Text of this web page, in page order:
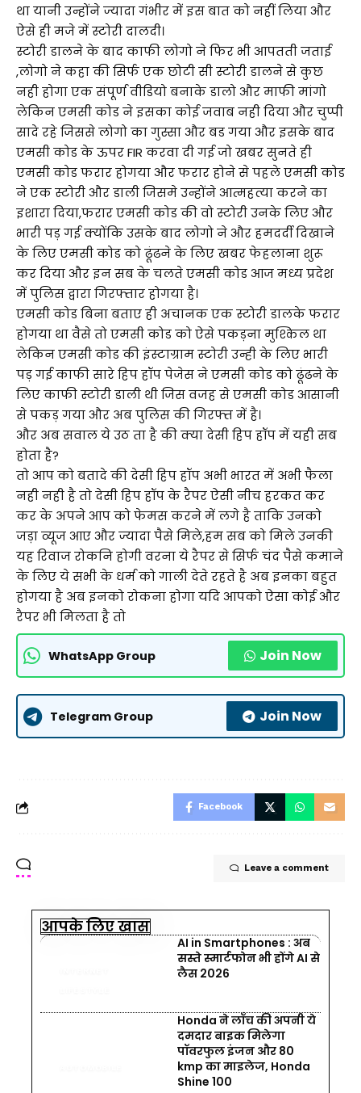
था यानी उन्होंने ज्यादा गंभीर में इस बात को नहीं लिया और
ऐसे ही मजे में स्टोरी दालदी।
स्टोरी डालने के बाद काफी लोगो ने फिर भी आपतती जताई
,लोगो ने कहा की सिर्फ एक छोटी सी स्टोरी डालने से कुछ
नही होगा एक संपूर्ण वीडियो बनाके डालो और माफी मांगो
लेकिन एमसी कोड ने इसका कोई जवाब नही दिया और चुप्पी
सादे रहे जिससे लोगो का गुस्सा और बड गया और इसके बाद
एमसी कोड के ऊपर FIR करवा दी गई जो खबर सुनते ही
एमसी कोड फरार होगया और फरार होने से पहले एमसी कोड
ने एक स्टोरी और डाली जिसमे उन्होंने आत्महत्या करने का
इशारा दिया,फरार एमसी कोड की वो स्टोरी उनके लिए और
भारी पड़ गई क्योंकि उसके बाद लोगो ने और हमदर्दी दिखाने
के लिए एमसी कोड को ढूंढने के लिए खबर फेहलाना शुरू
कर दिया और इन सब के चलते एमसी कोड आज मध्य प्रदेश
में पुलिस द्वारा गिरफ्तार होगया है।
एमसी कोड बिना बताए ही अचानक एक स्टोरी डालके फरार
होगया था वैसे तो एमसी कोड को ऐसे पकड़ना मुश्किल था
लेकिन एमसी कोड की इंस्टाग्राम स्टोरी उन्ही के लिए भारी
पड़ गई काफी सारे हिप हॉप पेजेस ने एमसी कोड को ढूंढने के
लिए काफी स्टोरी डाली थी जिस वजह से एमसी कोड आसानी
से पकड़ गया और अब पुलिस की गिरफ्त में है।
और अब सवाल ये उठ ता है की क्या देसी हिप हॉप में यही सब
होता है?
तो आप को बतादे की देसी हिप हॉप अभी भारत में अभी फैला
नही नही है तो देसी हिप हॉप के रैपर ऐसी नीच हरकत कर
कर के अपने आप को फेमस करने में लगे है ताकि उनको
जड़ा व्यूज आए और ज्यादा पैसे मिले,हम सब को मिले उनकी
यह रिवाज रोकनि होगी वरना ये रैपर से सिर्फ चंद पैसे कमाने
के लिए ये सभी के धर्म को गाली देते रहते है अब इनका बहुत
होगया है अब इनको रोकना होगा यदि आपको ऐसा कोई और
रैपर भी मिलता है तो
WhatsApp Group Join Now
Telegram Group Join Now
Facebook
Leave a comment
आपके लिए खास
AI in Smartphones : अब
सस्ते स्मार्टफोन भी होंगे AI से
लैस 2026
Honda ने लॉंच की अपनी ये
दमदार बाइक मिलेगा
पॉवरफुल इंजन और 80
kmp का माइलेज, Honda
Shine 100